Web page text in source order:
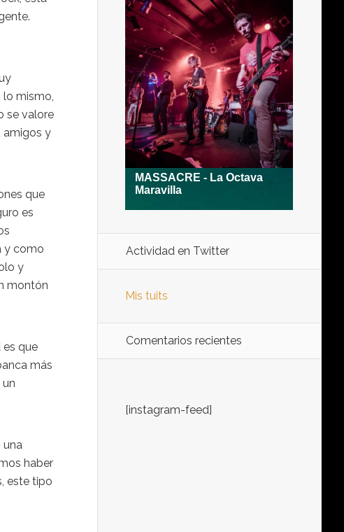
lo mismo,
se valore
amigos y
que
es
y como
y
montón
es que
más
una
haber
este tipo
Actividad en Twitter
Mis tuits
Comentarios recientes
[instagram-feed]